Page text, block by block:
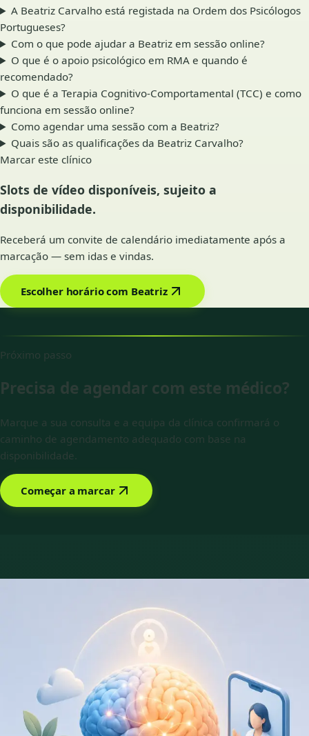
A Beatriz Carvalho está registada na Ordem dos Psicólogos
Portugueses?
Com o que pode ajudar a Beatriz em sessão online?
O que é o apoio psicológico em RMA e quando é
recomendado?
O que é a Terapia Cognitivo-Comportamental (TCC) e como
funciona em sessão online?
Como agendar uma sessão com a Beatriz?
Quais são as qualificações da Beatriz Carvalho?
Marcar este clínico
Slots de vídeo disponíveis, sujeito a
disponibilidade.
Receberá um convite de calendário imediatamente após a
marcação — sem idas e vindas.
Escolher horário com Beatriz
Próximo passo
Precisa de agendar com este médico?
Marque a sua consulta e a equipa da clínica confirmará o
caminho de agendamento adequado com base na
disponibilidade.
Começar a marcar
Serviços disponíveis
Escolha um serviço para ver os horários disponíveis com
Beatriz.
€120